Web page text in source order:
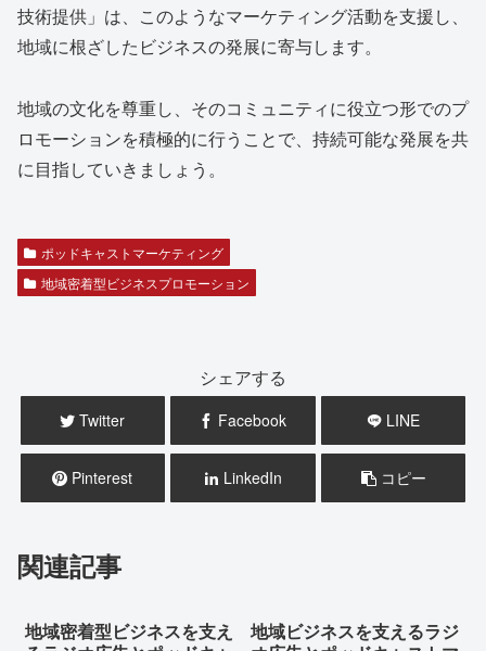
技術提供」は、このようなマーケティング活動を支援し、
地域に根ざしたビジネスの発展に寄与します。
地域の文化を尊重し、そのコミュニティに役立つ形でのプ
ロモーションを積極的に行うことで、持続可能な発展を共
に目指していきましょう。
ポッドキャストマーケティング
地域密着型ビジネスプロモーション
シェアする
Twitter Facebook LINE
Pinterest LinkedIn コピー
関連記事
地域密着型ビジネスを支え
地域ビジネスを支えるラジ